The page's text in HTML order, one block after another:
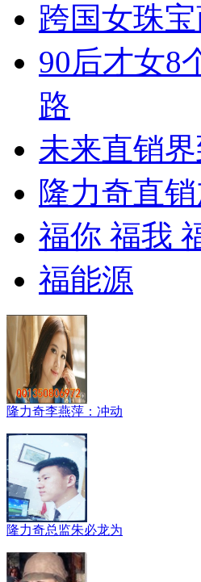
跨国女珠
90后才女8
路
未来直销
隆力奇直
福你 福我
福能源
隆力奇李燕萍：冲动
隆力奇总监朱必龙为